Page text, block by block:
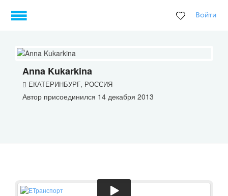
Войти
Anna Kukarkina
ЕКАТЕРИНБУРГ, РОССИЯ
Автор присоединился 14 декабря 2013